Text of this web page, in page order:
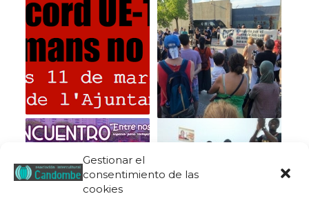
Gestionar el
consentimiento de las
cookies